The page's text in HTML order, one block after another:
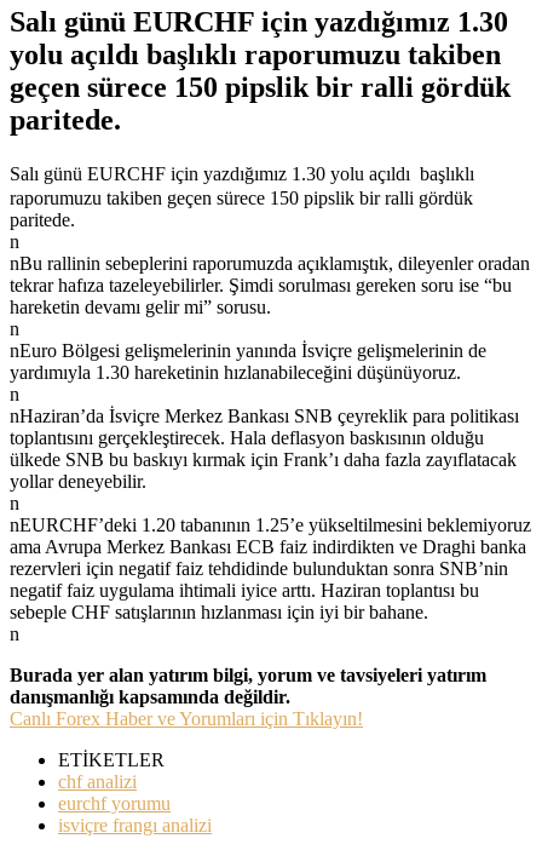
Salı günü EURCHF için yazdığımız 1.30
yolu açıldı başlıklı raporumuzu takiben
geçen sürece 150 pipslik bir ralli gördük
paritede.
Salı günü EURCHF için yazdığımız 1.30 yolu açıldı başlıklı
raporumuzu takiben geçen sürece 150 pipslik bir ralli gördük
paritede.
n
nBu rallinin sebeplerini raporumuzda açıklamıştık, dileyenler oradan
tekrar hafıza tazeleyebilirler. Şimdi sorulması gereken soru ise “bu
hareketin devamı gelir mi” sorusu.
n
nEuro Bölgesi gelişmelerinin yanında İsviçre gelişmelerinin de
yardımıyla 1.30 hareketinin hızlanabileceğini düşünüyoruz.
n
nHaziran’da İsviçre Merkez Bankası SNB çeyreklik para politikası
toplantısını gerçekleştirecek. Hala deflasyon baskısının olduğu
ülkede SNB bu baskıyı kırmak için Frank’ı daha fazla zayıflatacak
yollar deneyebilir.
n
nEURCHF’deki 1.20 tabanının 1.25’e yükseltilmesini beklemiyoruz
ama Avrupa Merkez Bankası ECB faiz indirdikten ve Draghi banka
rezervleri için negatif faiz tehdidinde bulunduktan sonra SNB’nin
negatif faiz uygulama ihtimali iyice arttı. Haziran toplantısı bu
sebeple CHF satışlarının hızlanması için iyi bir bahane.
n
Burada yer alan yatırım bilgi, yorum ve tavsiyeleri yatırım
danışmanlığı kapsamında değildir.
Canlı Forex Haber ve Yorumları için Tıklayın!
ETİKETLER
chf analizi
eurchf yorumu
isviçre frangı analizi